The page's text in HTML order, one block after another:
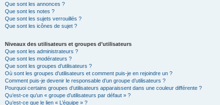
Que sont les annonces ?
Que sont les notes ?
Que sont les sujets verrouillés ?
Que sont les icônes de sujet ?
Niveaux des utilisateurs et groupes d’utilisateurs
Que sont les administrateurs ?
Que sont les modérateurs ?
Que sont les groupes d’utilisateurs ?
Où sont les groupes d’utilisateurs et comment puis-je en rejoindre un ?
Comment puis-je devenir le responsable d’un groupe d’utilisateurs ?
Pourquoi certains groupes d’utilisateurs apparaissent dans une couleur différente ?
Qu’est-ce qu’un « groupe d’utilisateurs par défaut » ?
Qu’est-ce que le lien « L’équipe » ?